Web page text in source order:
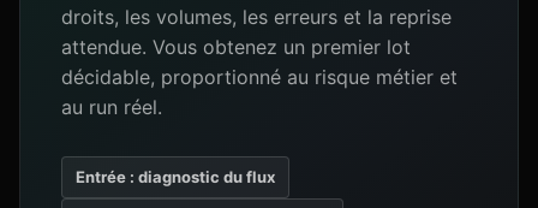
droits, les volumes, les erreurs et la reprise
attendue. Vous obtenez un premier lot
décidable, proportionné au risque métier et
au run réel.
Entrée : diagnostic du flux